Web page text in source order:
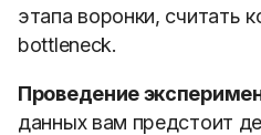
этапа воронки, считать
bottleneck.
Проведение
данных вам предстоит